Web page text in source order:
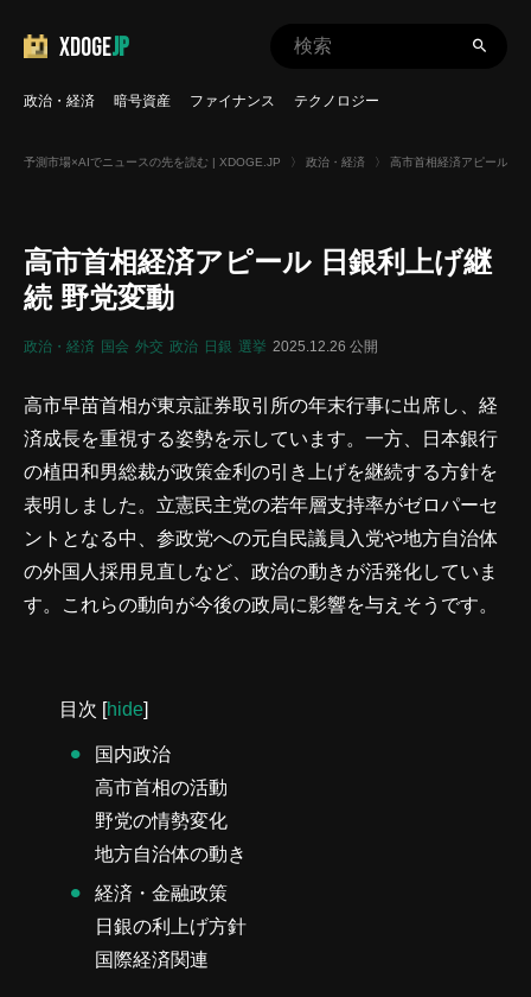
XDOGEJP
政治・経済 暗号資産 ファイナンス テクノロジー
予測市場×AIでニュースの先を読む | XDOGE.JP 〉 政治・経済 〉 高市首相経済アピール 日
高市首相経済アピール 日銀利上げ継
続 野党変動
政治・経済 国会 外交 政治 日銀 選挙 2025.12.26 公開
高市早苗首相が東京証券取引所の年末行事に出席し、経
済成長を重視する姿勢を示しています。一方、日本銀行
の植田和男総裁が政策金利の引き上げを継続する方針を
表明しました。立憲民主党の若年層支持率がゼロパーセ
ントとなる中、参政党への元自民議員入党や地方自治体
の外国人採用見直しなど、政治の動きが活発化していま
す。これらの動向が今後の政局に影響を与えそうです。
目次 [hide]
国内政治
高市首相の活動
野党の情勢変化
地方自治体の動き
経済・金融政策
日銀の利上げ方針
国際経済関連